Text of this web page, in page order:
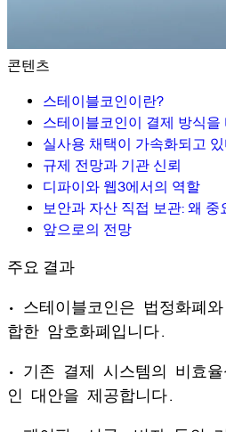
콘텐츠
스테이블코인이란?
스테이블코인이 결제 방식을
실사용 채택이 가속화되고
규제 전망과 기관 신뢰
디파이와 웹3에서의 역할
보안과 자산 직접 보관: 왜 중
앞으로의 전망
주요 결과
• 스테이블코인은 법정화폐
합한 암호화폐입니다.
• 기존 결제 시스템의 비효
인 대안을 제공합니다.